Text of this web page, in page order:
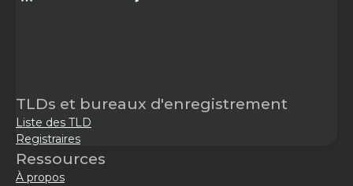
TLDs et bureaux d'enregistrement
Liste des TLD
Registraires
Ressources
À propos